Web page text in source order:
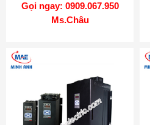
Gọi ngay: 0909.067.950
Ms.Châu